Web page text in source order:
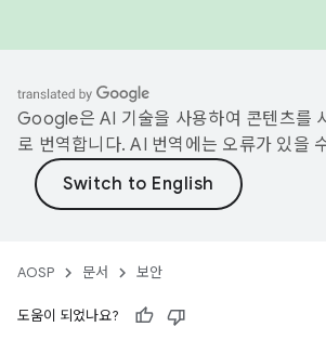
Google은 AI 기술을 사용하여 콘텐츠를
로 번역합니다. AI 번역에는 오류가 있을
AOSP 문서 보안
도움이 되었나요?